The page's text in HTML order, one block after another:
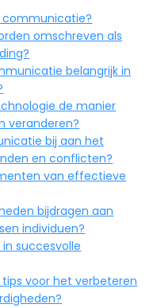
communicatie?
omschreven als
belangrijk in
de manier
veranderen?
bij aan het
en conflicten?
van effectieve
bijdragen aan
individuen?
succesvolle
voor het verbeteren